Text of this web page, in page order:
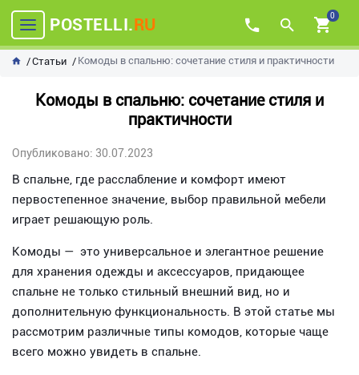
POSTELLI.RU 0
Статьи Комоды в спальню: сочетание стиля и практичности
Комоды в спальню: сочетание стиля и
практичности
Опубликовано: 30.07.2023
В спальне, где расслабление и комфорт имеют
первостепенное значение, выбор правильной мебели
играет решающую роль.
Комоды — это универсальное и элегантное решение
для хранения одежды и аксессуаров, придающее
спальне не только стильный внешний вид, но и
дополнительную функциональность. В этой статье мы
рассмотрим различные типы комодов, которые чаще
всего можно увидеть в спальне.